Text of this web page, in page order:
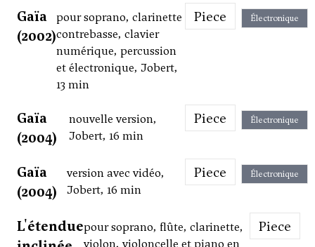
Gaïa
(2002)
pour soprano, clarinette
contrebasse, clavier
numérique, percussion
et électronique, Jobert,
13 min
Piece Électronique
Gaïa
(2004)
nouvelle version,
Jobert, 16 min
Piece Électronique
Gaïa
(2004)
version avec vidéo,
Jobert, 16 min
Piece Électronique
L'étenduepour soprano, flûte, clarinette,
violon, violoncelle et piano en
Piece